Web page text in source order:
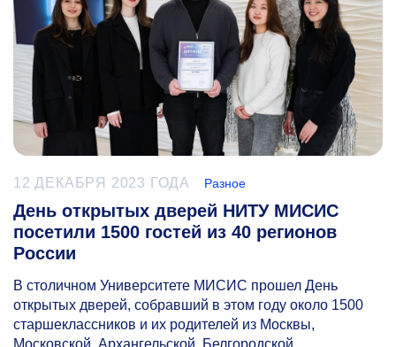
12 ДЕКАБРЯ 2023 ГОДА Разное
День открытых дверей НИТУ МИСИС
посетили 1500 гостей из 40 регионов
России
В столичном Университете МИСИС прошел День
открытых дверей, собравший в этом году около 1500
старшеклассников и их родителей из Москвы,